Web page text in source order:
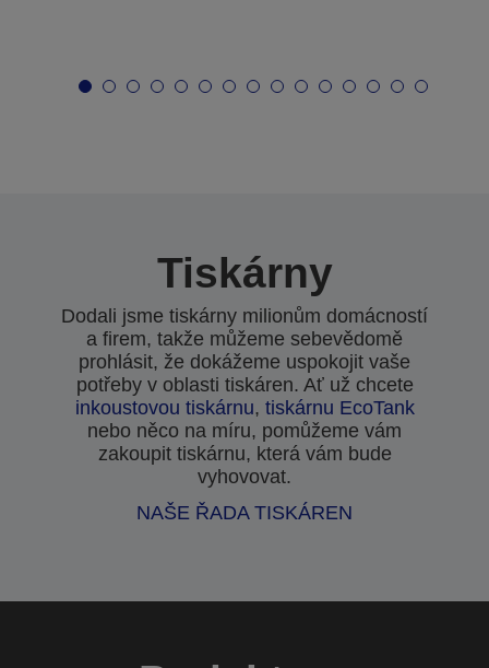
Tiskárny
Dodali jsme tiskárny milionům domácností
a firem, takže můžeme sebevědomě
prohlásit, že dokážeme uspokojit vaše
potřeby v oblasti tiskáren. Ať už chcete
inkoustovou tiskárnu, tiskárnu EcoTank
nebo něco na míru, pomůžeme vám
zakoupit tiskárnu, která vám bude
vyhovovat.
NAŠE ŘADA TISKÁREN